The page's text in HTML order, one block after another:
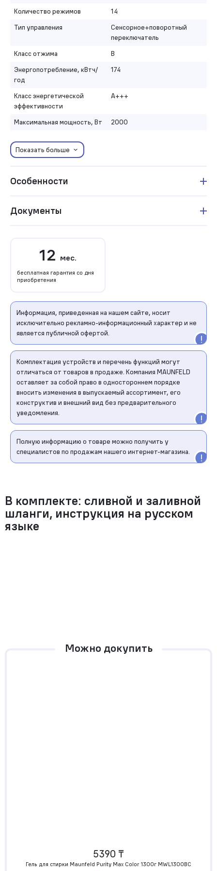
Количество режимов
14
Тип управления
Сенсорное+поворотный
переключатель
Класс отжима
B
Энергопотребление, кВтч/
год
174
Класс энергетической
эффективности
A+++
Максимальная мощность, Вт 2000
Показать больше
Особенности
Документы
12 мес.
бесплатная гарантия со дня
приобретения
Информация, приведенная на нашем сайте, носит
исключительно рекламно-информационный характер и не
является публичной офертой.
Комплектация устройств и перечень функций могут
отличаться от товаров в продаже. Компания MAUNFELD
оставляет за собой право в одностороннем порядке
вносить изменения в выпускаемый ассортимент, его
конструктив и внешний вид без предварительного
уведомления.
Полную информацию о товаре можно получить у
специалистов по продажам нашего интернет-магазина.
В комплекте: сливной и заливной
шланги, инструкция на русском
языке
Можно докупить
5390 ₸
Гель для стирки Maunfeld Purity Max Color 1300г MWL1300BC